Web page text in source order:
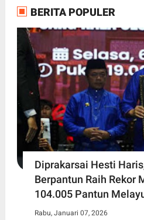
BERITA POPULER
Diprakarsai Hesti
Berpantun Raih Rekor
104.005 Pantun
Rabu, Januari 07, 2026